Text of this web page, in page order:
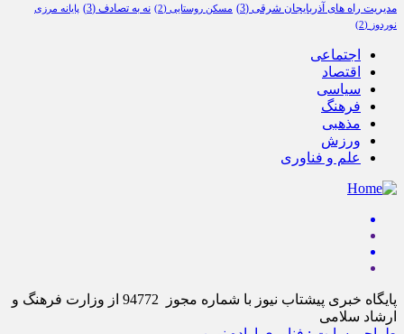
مدیریت راه های آذربایجان شرقی (3) مسکن روستایی (2) نه به تصادف (3)
پایانه مرزی
نوردوز (2)
اجتماعی
اقتصاد
سیاسی
فرهنگ
مذهبی
ورزش
علم و فناوری
پایگاه خبری پیشتاب نیوز با شماره مجوز 94772 از وزارت فرهنگ و
ارشاد سلامی